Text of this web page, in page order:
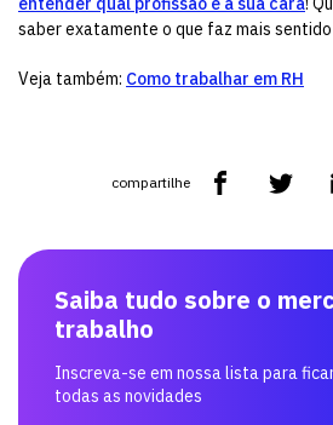
saber exatamente o que faz mais
Veja também: Como trabalhar em RH
compartilhe
Saiba tudo sobre o
trabalho
Inscreva-se em nossa lista para
todas as novidades